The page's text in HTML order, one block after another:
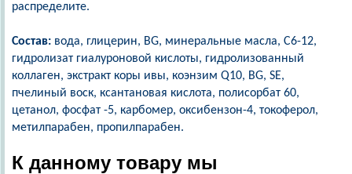
распределите.
Состав: вода, глицерин, BG, минеральные масла, С6-12,
гидролизат гиалуроновой кислоты, гидролизованный
коллаген, экстракт коры ивы, коэнзим Q10, BG, SE,
пчелиный воск, ксантановая кислота, полисорбат 60,
цетанол, фосфат -5, карбомер, оксибензон-4, токоферол,
метилпарабен, пропилпарабен.
К данному товару мы